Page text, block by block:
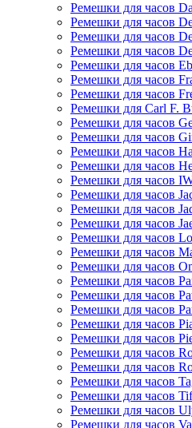
Ремешки для часов
Ремешки для часов
Ремешки для часов
Ремешки для часов
Ремешки для часов
Ремешки для часов
Ремешки для часов
Ремешки для Carl F.
Ремешки для часов
Ремешки для часов
Ремешки для часов
Ремешки для часов
Ремешки для часов
Ремешки для часов
Ремешки для часов
Ремешки для часов
Ремешки для часов
Ремешки для часов
Ремешки для часов
Ремешки для часов
Ремешки для часов
Ремешки для часов
Ремешки для часов
Ремешки для часов
Ремешки для часов
Ремешки для часов
Ремешки для часов
Ремешки для часов
Ремешки для часов
Ремешки для часов